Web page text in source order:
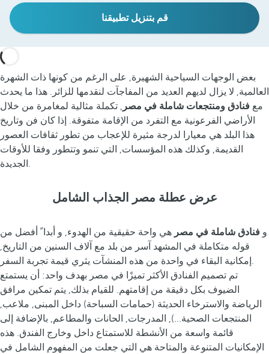
قم بتنزيل تطبيقنا
بعض الوجهات السياحية الشهيرة, على الرغم من كونها ذات الشهرة
العالمية, لا يزال لديهم العديد من المفاجآت لنقدمها للزائر. هذا ما يحدث
مع فنادق ومنتجعات شاملة في مصر , تكملة مثالية لمغامرة من خلال
الأراضي الفرعونية مع التفرد من الإقامة متفوقة. إذا كان فن وتاريخ
هذا البلد هي معيارا لدرجة مثيرة للإعجاب من تطور ثقافات العصور
القديمة, وكذلك هذه المؤسسات, التي تنمو وتتطور وفقا للأوقات
الجديدة.
عرض عطلة مصر الجذاب الشامل
و فنادق شاملة في مصر هي واحة حقيقية من الهدوء, و أبدا ً أفضل من
قوله متكاملة في المشهد آسر من بلد مع آلاف السنين من التاريخ,
إمكانية البقاء في واحدة من هذه المنشآت يثري قيمة تجربة السفر.
تم تصميم الفنادق الأكثر تميزًا في مصر بهدف واحد: أن يستمتع
الضيوف بكل دقيقة من إقامتهم. للقيام بذلك, يتم تمكين مرافق
الرياضة والاسترخاء الحديثة (حمامات السباحة) داخل المبنى, ملاعب,
المنتجعات الصحية...), المدرجات, الحانات والمطاعم, بالإضافة إلى
قائمة واسعة من الأنشطة للاستمتاع داخل وخارج الفندق. هذه
الإمكانيات المتنوعة والمتاحة هي التي جعلت من المفهوم الشامل في